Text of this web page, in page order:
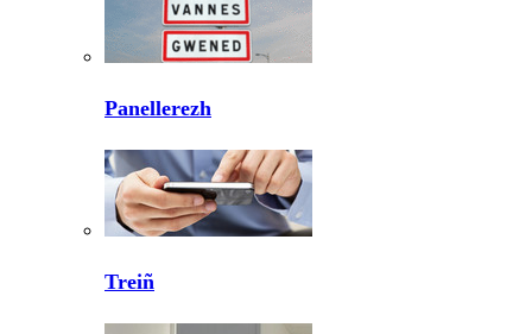
Panellerezh
Treiñ